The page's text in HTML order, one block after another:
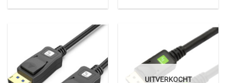
UITVERKOCHT